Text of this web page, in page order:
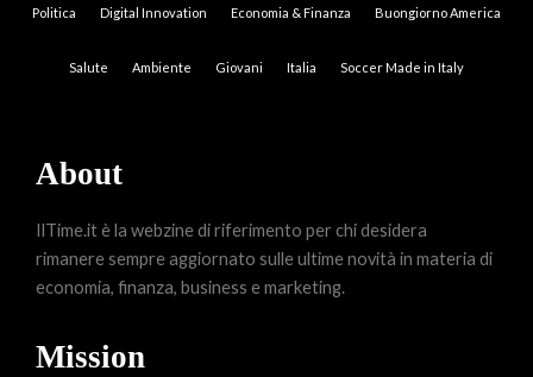
Politica Digital Innovation Economia & Finanza Buongiorno America
Salute Ambiente Giovani Italia Soccer Made in Italy
About
IlTime.it è la webzine di riferimento per chi desidera
rimanere sempre aggiornato sulle ultime novità in materia di
economia, finanza, business e marketing.
Mission